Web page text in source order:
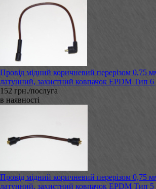
Провід мідний коричневий перерізом 0,75
латунний, захистний ковпачок EPDM Тип
152 грн./послуга
в наявності
Провід мідний коричневий перерізом 0,75
латунний, захистний ковпачок EPDM Тип